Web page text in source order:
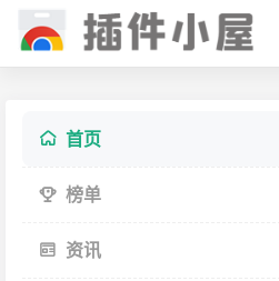
首页
榜单
资讯